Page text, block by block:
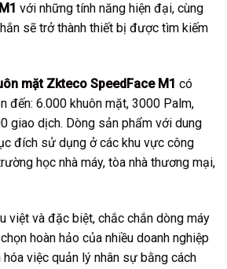
với những tính năng hiện đại, cùng
sẽ trở thành thiết bị được tìm kiếm
mặt Zkteco SpeedFace M1 có
đến: 6.000 khuôn mặt, 3000 Palm,
giao dịch. Dòng sản phẩm với dung
đích sử dụng ở các khu vực công
học nhà máy, tòa nhà thương mại,
việt và đặc biệt, chắc chắn dòng máy
hoàn hảo của nhiều doanh nghiệp
việc quản lý nhân sự bằng cách